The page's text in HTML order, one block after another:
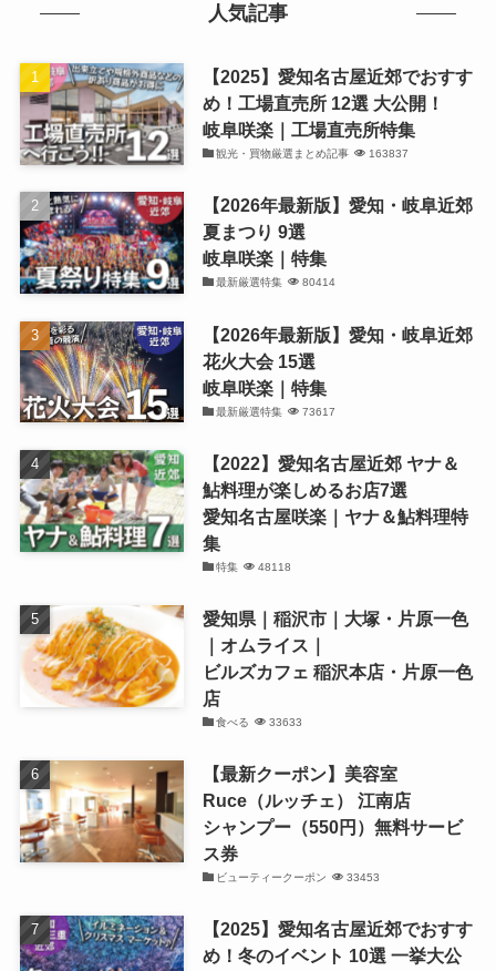
人気記事
【2025】愛知名古屋近郊でおすす
め！工場直売所 12選 大公開！
岐阜咲楽｜工場直売所特集
観光・買物厳選まとめ記事 163837
【2026年最新版】愛知・岐阜近郊
夏まつり 9選
岐阜咲楽｜特集
最新厳選特集 80414
【2026年最新版】愛知・岐阜近郊
花火大会 15選
岐阜咲楽｜特集
最新厳選特集 73617
【2022】愛知名古屋近郊 ヤナ＆
鮎料理が楽しめるお店7選
愛知名古屋咲楽｜ヤナ＆鮎料理特
集
特集 48118
愛知県｜稲沢市｜大塚・片原一色
｜オムライス｜
ビルズカフェ 稲沢本店・片原一色
店
食べる 33633
【最新クーポン】美容室
Ruce（ルッチェ） 江南店
シャンプー（550円）無料サービ
ス券
ビューティークーポン 33453
【2025】愛知名古屋近郊でおすす
め！冬のイベント 10選 一挙大公